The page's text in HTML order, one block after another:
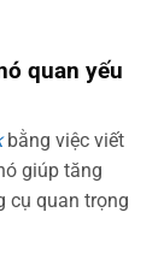
quan yếu
bằng việc viết
giúp tăng
cụ quan trọng